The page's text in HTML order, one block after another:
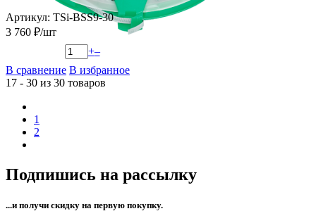
Артикул: TSi-BSS9-30
3 760 ₽/шт
+–
В сравнение В избранное
17 - 30 из 30 товаров
1
2
Подпишись на рассылку
...и получи скидку на первую покупку.